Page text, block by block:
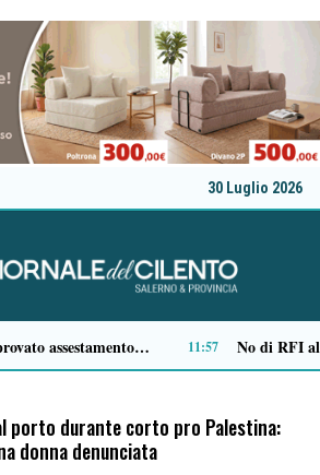
30 Luglio 2026
Traffico di cocaina dal Sud America, la coppia arrestata è di Buonabitacolo: avrebbe rifornito il Vallo di Diano
porto durante corto pro Palestina:
donna denunciata